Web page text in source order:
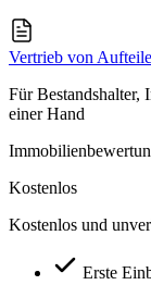
Vertrieb von
Für Bestandshalter,
einer Hand
Kostenlos
Kostenlos und
Erste